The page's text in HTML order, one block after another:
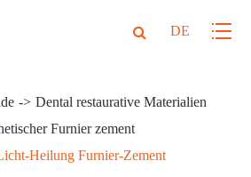
DE
Dental restaurative Materialien
Furnier zement
Heilung Furnier-Zement